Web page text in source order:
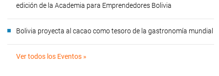
edición de la Academia para Emprendedores Bolivia
Bolivia proyecta al cacao como tesoro de la gastronomía mundial
Ver todos los Eventos »